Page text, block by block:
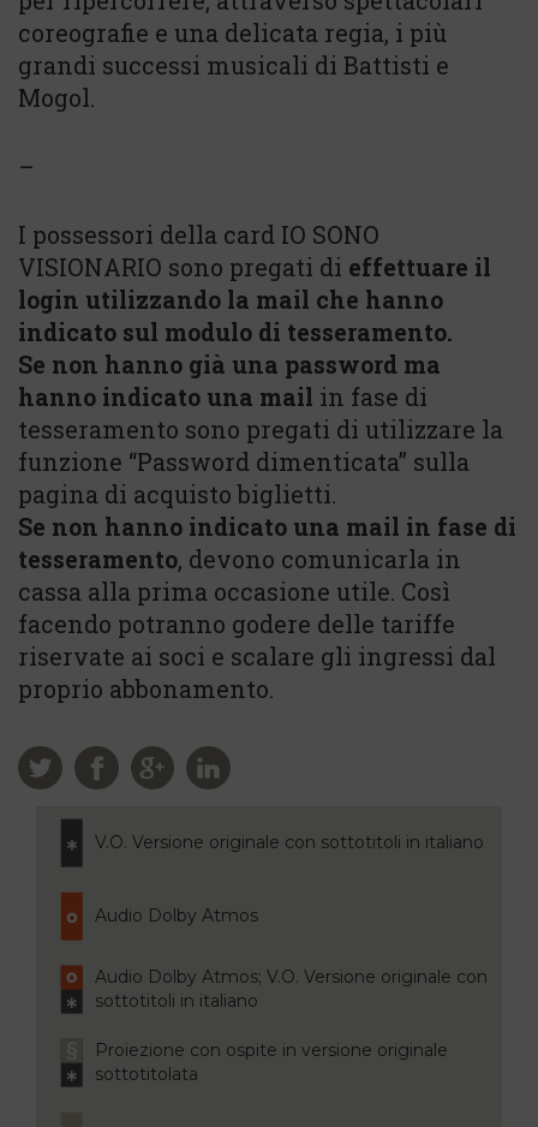
coreografie e una delicata regia, i più
grandi successi musicali di Battisti e
Mogol.
–
I possessori della card IO SONO
VISIONARIO sono pregati di effettuare il
login utilizzando la mail che hanno
indicato sul modulo di tesseramento.
Se non hanno già una password ma
hanno indicato una mail in fase di
tesseramento sono pregati di utilizzare la
funzione “Password dimenticata” sulla
pagina di acquisto biglietti.
Se non hanno indicato una mail in fase di
tesseramento, devono comunicarla in
cassa alla prima occasione utile. Così
facendo potranno godere delle tariffe
riservate ai soci e scalare gli ingressi dal
proprio abbonamento.
V.O. Versione originale con sottotitoli in italiano
Audio Dolby Atmos
Audio Dolby Atmos; V.O. Versione originale con
sottotitoli in italiano
Proiezione con ospite in versione originale
sottotitolata